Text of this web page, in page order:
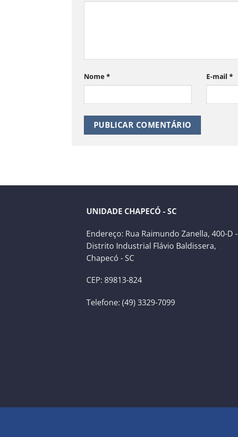
Nome * E-mail *
UNIDADE CHAPECÓ - SC
Endereço: Rua Raimundo Zanella, 400-D -
Distrito Industrial Flávio Baldissera,
Chapecó - SC
CEP: 89813-824
Telefone: (49) 3329-7099